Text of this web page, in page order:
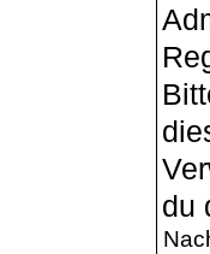
du